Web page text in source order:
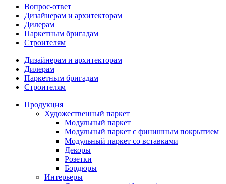
Вопрос-ответ
Дизайнерам и архитекторам
Дилерам
Паркетным бригадам
Строителям
Дизайнерам и архитекторам
Дилерам
Паркетным бригадам
Строителям
Продукция
Художественный паркет
Модульный паркет
Модульный паркет с финишным покрытием
Модульный паркет со вставками
Декоры
Розетки
Бордюры
Интерьеры